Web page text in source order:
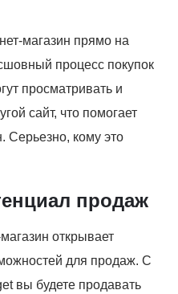
магазин прямо на
процесс покупок
просматривать и
сайт, что помогает
Серьезно, кому это
продаж
открывает
для продаж. С
вы будете продавать